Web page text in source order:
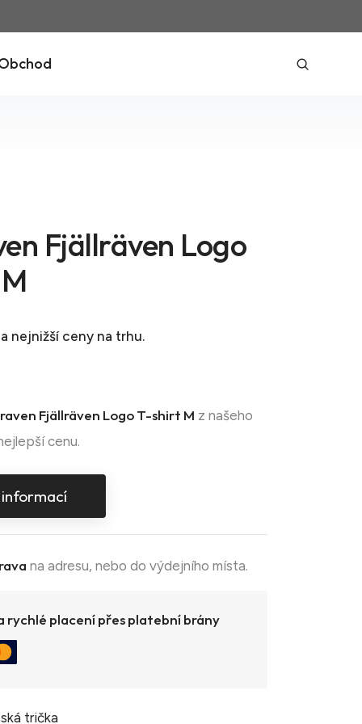
Fjällräven Logo
nejnižší ceny na trhu.
Fjällräven Logo T-shirt M z našeho
cenu.
na adresu, nebo do výdejního místa.
rychlé placení přes platební brány
trička